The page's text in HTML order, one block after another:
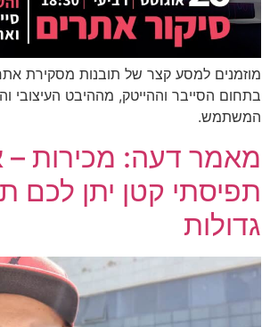
מוזמנים למסע קצר של תובנות מסקירת
בתחום הסייבר וההייטק, מההיבט העיצובי
המשתמש.
מאמר דעה: מכירות –
תפיסתי קטן יתן לכם
גדולות